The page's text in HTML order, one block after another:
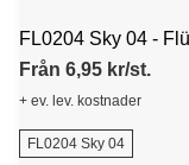
FL0204 Sky 04 -
Från 6,95 kr/st.
+ ev. lev. kostnader
FL0204 Sky 04